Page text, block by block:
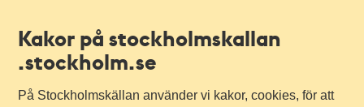
Kakor på stockholmskallan
.stockholm.se
På Stockholmskällan använder vi kakor, cookies, för att